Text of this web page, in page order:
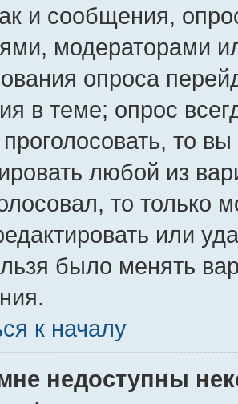
и сообщения,
модераторами
опроса
в теме; опрос
то
любой из
то только
или
было менять
к началу
недоступны